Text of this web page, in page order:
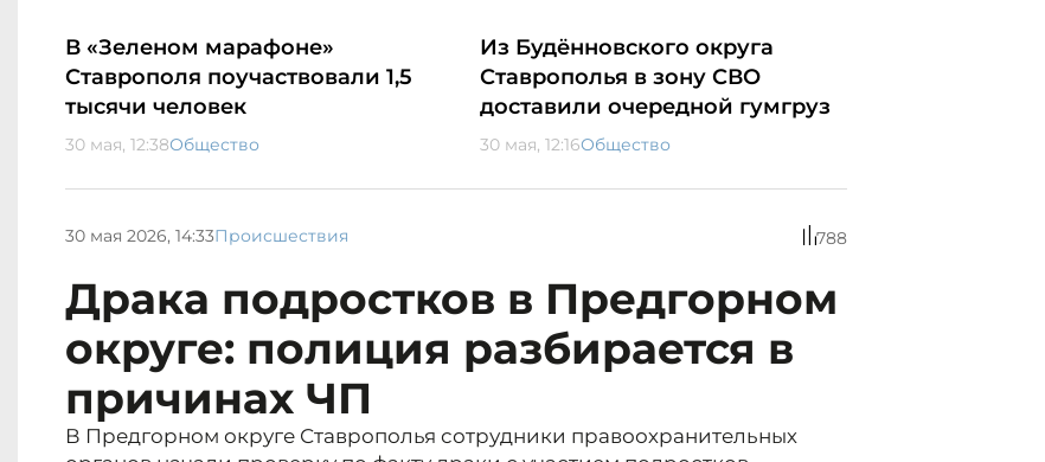
В «Зеленом марафоне»
Ставрополя поучаствовали 1,5
тысячи человек
30 мая, 12:38Общество
Из Будённовского округа
Ставрополья в зону СВО
доставили очередной гумгруз
30 мая, 12:16Общество
30 мая 2026, 14:33Происшествия 788
Драка подростков в Предгорном
округе: полиция разбирается в
причинах ЧП
В Предгорном округе Ставрополья сотрудники правоохранительных